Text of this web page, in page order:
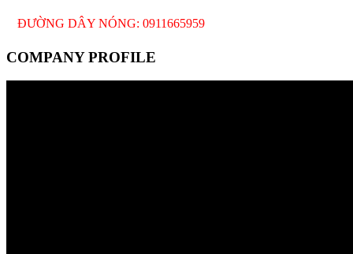
DÂY NÓNG: 0911665959
COMPANY PROFILE